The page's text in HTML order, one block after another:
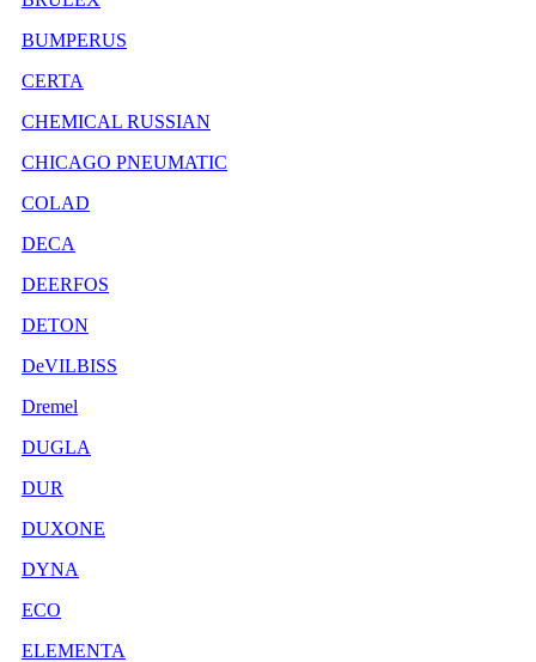
BUMPERUS
CERTA
CHEMICAL RUSSIAN
CHICAGO PNEUMATIC
COLAD
DECA
DEERFOS
DETON
DeVILBISS
Dremel
DUGLA
DUR
DUXONE
DYNA
ECO
ELEMENTA